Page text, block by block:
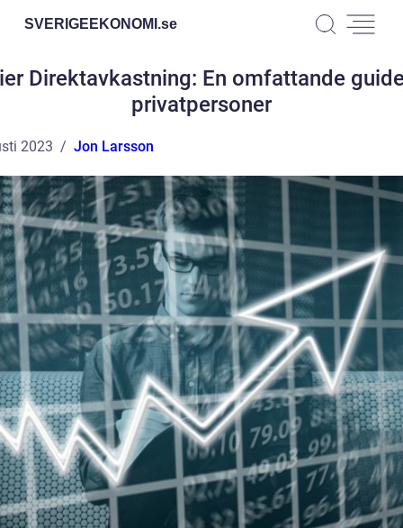
SVERIGEEKONOMI.se
Direktavkastning: En omfattande
privatpersoner
2023 Jon Larsson